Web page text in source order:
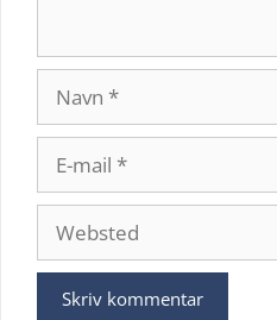
mail
Websted